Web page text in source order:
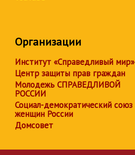
Организации
Институт «Справедливый мир»
Центр защиты прав граждан
Молодежь СПРАВЕДЛИВОЙ
РОССИИ
Социал-демократический союз
женщин России
Домсовет